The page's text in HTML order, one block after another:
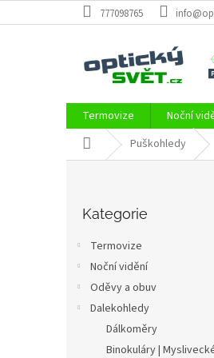
na
777098765
Termovize Noční
Domů Puškohledy
kategorie
Kategorie
Termovize
Noční vidění
Oděvy a obuv
Dalekohledy
Dálkoměry
Binokuláry |